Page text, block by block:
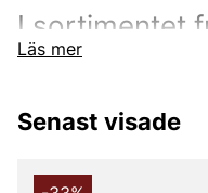
Läs mer
I sortimentet
Sortimentet från
Sedan 1949 är
De erbjuder
Senast visade